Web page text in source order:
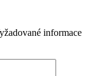
informace